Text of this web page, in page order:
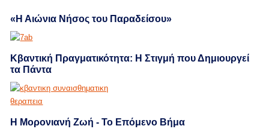
«Η Αιώνια Νήσος του Παραδείσου»
Κβαντική Πραγματικότητα: Η Στιγμή που Δημιουργεί
τα Πάντα
Η Μορονιανή Ζωή - Το Επόμενο Βήμα